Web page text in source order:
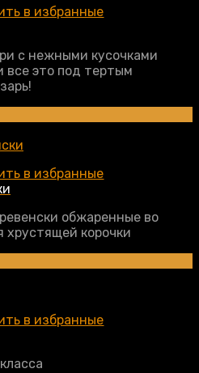
в избранные
с нежными кусочками
все это под тертым
в избранные
обжаренные во
хрустящей корочки
в избранные